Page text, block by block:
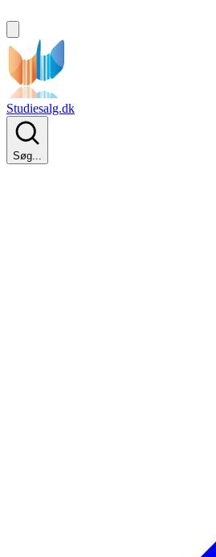
Studiesalg.dk
Søg...